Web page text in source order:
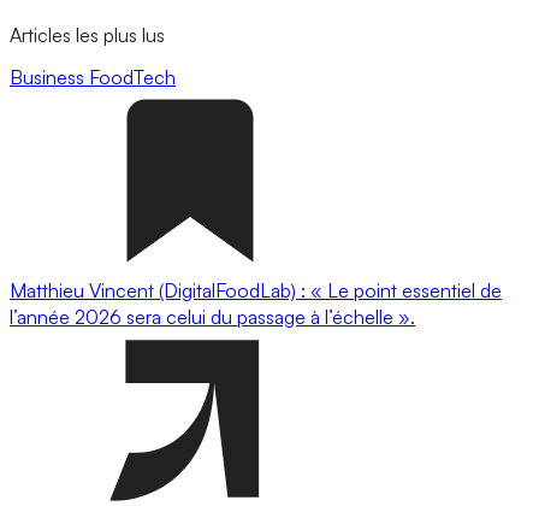
Articles les plus lus
Business FoodTech
Matthieu Vincent (DigitalFoodLab) : « Le point essentiel de
l’année 2026 sera celui du passage à l’échelle ».